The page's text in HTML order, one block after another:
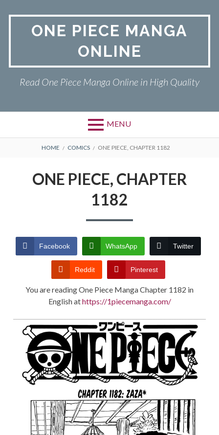
ONE PIECE MANGA
ONLINE
Read One Piece Manga Online in High Quality
MENU
Primary
ONE PIECE
BREADCRUMBS
HOME COMICS ONE PIECE, CHAPTER 1182
ONE PIECE, CHAPTER
1182
Facebook WhatsApp Twitter
Reddit Pinterest
You are reading One Piece Manga Chapter 1182 in
English athttps://1piecemanga.com/